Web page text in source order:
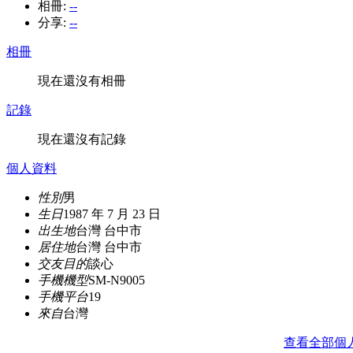
相冊: --
分享: --
相冊
現在還沒有相冊
記錄
現在還沒有記錄
個人資料
性別男
生日1987 年 7 月 23 日
出生地台灣 台中市
居住地台灣 台中市
交友目的談心
手機機型SM-N9005
手機平台19
來自台灣
查看全部個